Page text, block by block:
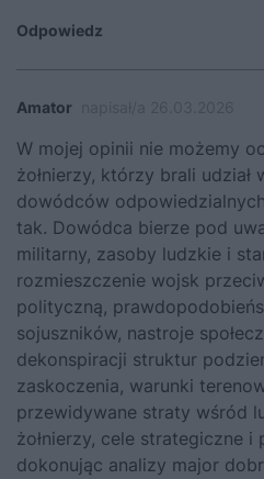
Odpowiedz
Amator
W mojej opinii nie możemy
żołnierzy, którzy brali
dowódców
tak. Dowódca bierze pod
militarny, zasoby ludzkie i
rozmieszczenie wojsk
polityczną,
sojuszników, nastroje
dekonspiracji struktur
zaskoczenia, warunki
przewidywane straty wśród
żołnierzy, cele strategiczne i
dokonując analizy major